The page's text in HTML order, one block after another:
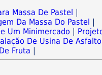
Massa De Pastel
Da Massa Do Pastel
Um Minimercado
De Usina De Asfalto
Fruta